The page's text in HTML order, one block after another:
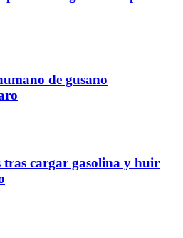
de gusano
tras cargar gasolina y huir